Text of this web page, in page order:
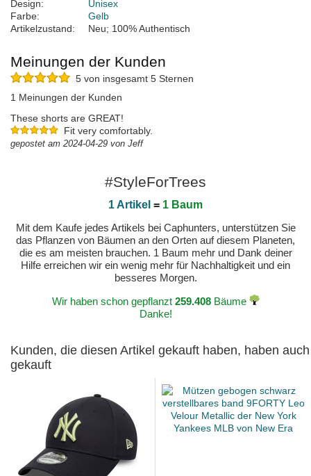
Design:
Unisex
Farbe:
Gelb
Artikelzustand:
Neu; 100% Authentisch
Meinungen der Kunden
5 von insgesamt 5 Sternen
1 Meinungen der Kunden
These shorts are GREAT!
Fit very comfortably.
gepostet am 2024-04-29 von Jeff
#StyleForTrees
1 Artikel = 1 Baum
Mit dem Kaufe jedes Artikels bei Caphunters, unterstützen Sie
das Pflanzen von Bäumen an den Orten auf diesem Planeten,
die es am meisten brauchen. 1 Baum mehr und Dank deiner
Hilfe erreichen wir ein wenig mehr für Nachhaltigkeit und ein
besseres Morgen.
Wir haben schon gepflanzt 259.408Bäume
Danke!
Kunden, die diesen Artikel gekauft haben, haben auch
gekauft